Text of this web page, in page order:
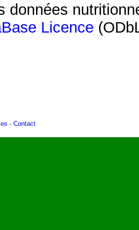
données
Licence
- Contact